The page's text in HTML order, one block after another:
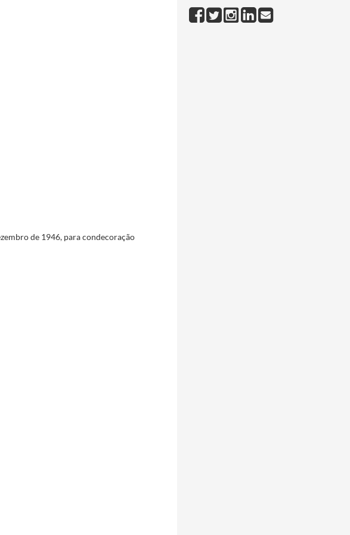
de 1946, para condecoração